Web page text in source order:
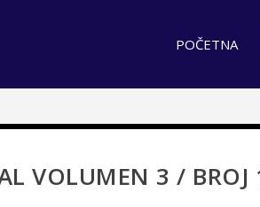
POČETNA
VOLUMEN 3 /